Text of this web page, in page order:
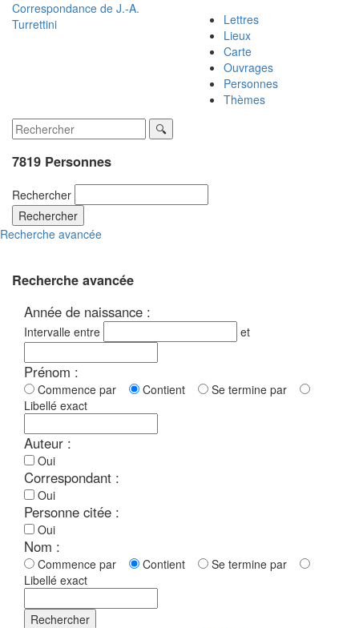
Correspondance de J.-A.
Turrettini
Lettres
Lieux
Carte
Ouvrages
Personnes
Thèmes
7819 Personnes
Rechercher
Rechercher
Recherche avancée
Recherche avancée
Année de naissance :
Intervalle entre et
Prénom :
Commence par Contient
Se termine par
Libellé exact
Auteur :
Oui
Correspondant :
Oui
Personne citée :
Oui
Nom :
Commence par Contient
Se termine par
Libellé exact
Rechercher